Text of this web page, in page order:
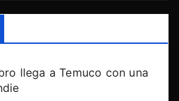
llega a Temuco con una